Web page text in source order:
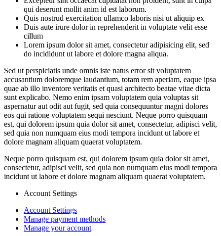
qui deserunt mollit anim id est laborum.
Quis nostrud exercitation ullamco laboris nisi ut aliquip ex
Duis aute irure dolor in reprehenderit in voluptate velit esse
cillum
Lorem ipsum dolor sit amet, consectetur adipisicing elit, sed
do incididunt ut labore et dolore magna aliqua.
Sed ut perspiciatis unde omnis iste natus error sit voluptatem
accusantium doloremque laudantium, totam rem aperiam, eaque ipsa
quae ab illo inventore veritatis et quasi architecto beatae vitae dicta
sunt explicabo. Nemo enim ipsam voluptatem quia voluptas sit
aspernatur aut odit aut fugit, sed quia consequuntur magni dolores
eos qui ratione voluptatem sequi nesciunt. Neque porro quisquam
est, qui dolorem ipsum quia dolor sit amet, consectetur, adipisci velit,
sed quia non numquam eius modi tempora incidunt ut labore et
dolore magnam aliquam quaerat voluptatem.
Neque porro quisquam est, qui dolorem ipsum quia dolor sit amet,
consectetur, adipisci velit, sed quia non numquam eius modi tempora
incidunt ut labore et dolore magnam aliquam quaerat voluptatem.
Account Settings
Account Settings
Manage payment methods
Manage your account